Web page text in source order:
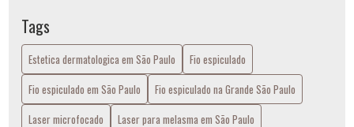
COMO É A DOR DO MICROAGULHAMENTO
COMO ELIMINAR AS RUGAS DO ROSTO?
COMO FUNCIONA O TRATAMENTO COM PROFHILO PARA
MELHORAR A APARÊNCIA DA PELE?
Tags
Estetica dermatologica em São Paulo
Fio espiculado
Fio espiculado em São Paulo
Fio espiculado na Grande São Paulo
Laser microfocado
Laser para melasma em São Paulo